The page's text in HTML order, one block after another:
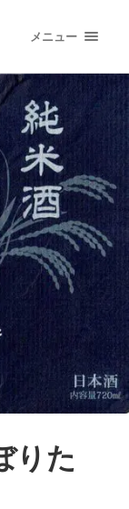
メニュー
りた